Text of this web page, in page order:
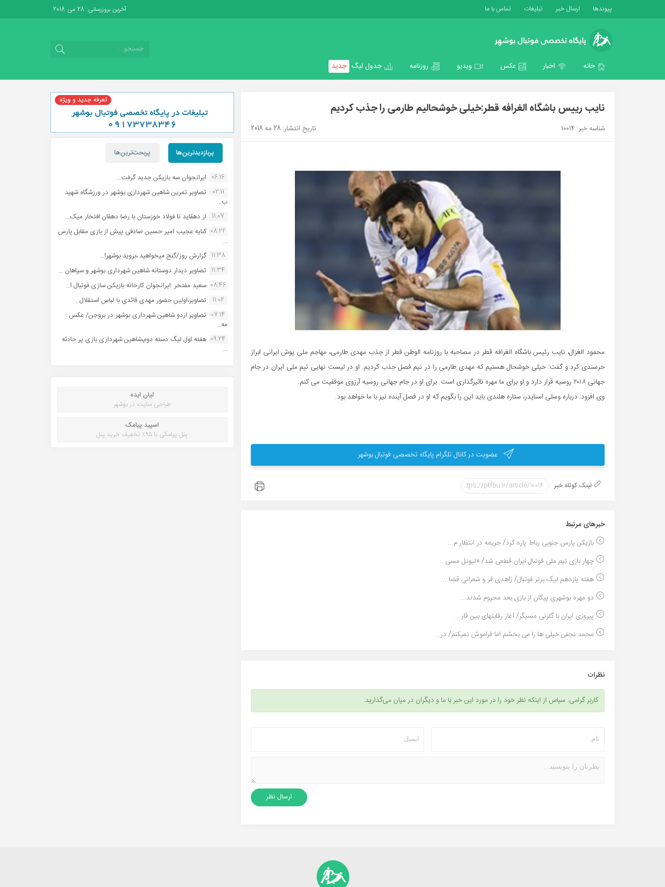
پیوندها ارسال خبر تبلیغات تماس با ما آخرین بروزرسانی: 28 می 2018
خانه اخبار عکس ویدیو روزنامه جدول لیگ جدید
نایب رییس باشگاه الغرافه قطر:خیلی خوشحالیم طارمی را جذب کردیم
شناسه خبر: 10014 تاریخ انتشار: 28 مه 2018
محمود الغزال، نایب رئیس باشگاه الغرافه قطر در مصاحبه با روزنامه الوطن قطر از جذب مهدی طارمی، مهاجم ملی پوش ایرانی ابراز
خرسندی کرد و گفت: خیلی خوشحال هستیم که مهدی طارمی را در نیم فصل جذب کردیم. او در لیست نهایی تیم ملی ایران در جام
جهانی ۲۰۱۸ روسیه قرار دارد و او برای ما مهره تاثیرگذاری است. برای او در جام جهانی روسیه آرزوی موفقیت می کنم.
وی افزود: درباره وسلی اسنایدر، ستاره هلندی باید این را بگویم که او در فصل آینده نیز با ما خواهد بود.
عضویت در کانال تلگرام پایگاه تخصصی فوتبال بوشهر
لینک کوتاه خبر
خبر‌های مرتبط
بازیکن پارس جنوبی رباط پاره کرد/ جریمه در انتظار م...
چهار بازی تیم ملی فوتبال ایران قطعی شد/ «لیونل مسی...
هفته یازدهم لیگ برتر فوتبال/ زاهدی فر و شعرانی قضا...
دو مهره بوشهری پیکان از بازی بعد محروم شدند...
پیروزی ایران با گلزنی مسیگر/ آغاز رقابتهای بین قار...
محمد نجفی:خیلی ها را می بخشم اما فراموش نمیکنم/ در...
نظرات
کاربر گرامی: سپاس از اینکه نظر خود را در مورد این خبر با ما و دیگران در میان می‌گذارید.
پربازدیدترین‌ها پربحث‌ترین‌ها
06:16 ایرانجوان سه بازیکن جدید گرفت...
02:11
تصاویر تمرین شاهین شهردارى بوشهر در ورزشگاه شهید
ب...
11:07 از دهقاید تا فولاد خوزستان با رضا دهقان:افتخار میک...
08:22 کنایه عجیب امیر حسین صادقی پیش از بازی مقابل پارس
...
11:38 گزارش روز/گنج میخواهید ،بروید بوشهر!...
11:34 تصاویر دیدار دوستانه شاهین شهردارى بوشهر و سپاهان ...
08:46 سعید مفتخر :ایرانجوان کارخانه بازیکن سازی فوتبال ا...
11:02
تصاویر،اولین حضور مهدی قائدی با لباس استقلال...
07:14 تصاویر اردو شاهین شهرداری بوشهر در بروجن/ عکس :
مه...
09:24 هفته اول لیگ دسته دوم،شاهین شهرداری بازی پر حادثه
...
لیان ایده
طراحی سایت در بوشهر
اسپید پیامک
پنل پیامکی با ۹۵٪ تخفیف خرید پنل